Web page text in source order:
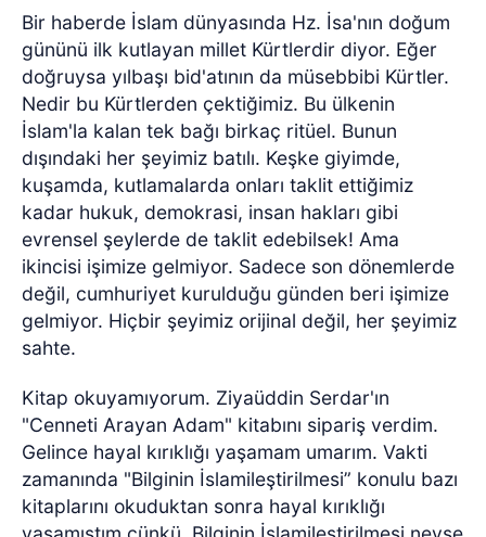
Bir haberde İslam dünyasında Hz. İsa'nın doğum
gününü ilk kutlayan millet Kürtlerdir diyor. Eğer
doğruysa yılbaşı bid'atının da müsebbibi Kürtler.
Nedir bu Kürtlerden çektiğimiz. Bu ülkenin
İslam'la kalan tek bağı birkaç ritüel. Bunun
dışındaki her şeyimiz batılı. Keşke giyimde,
kuşamda, kutlamalarda onları taklit ettiğimiz
kadar hukuk, demokrasi, insan hakları gibi
evrensel şeylerde de taklit edebilsek! Ama
ikincisi işimize gelmiyor. Sadece son dönemlerde
değil, cumhuriyet kurulduğu günden beri işimize
gelmiyor. Hiçbir şeyimiz orijinal değil, her şeyimiz
sahte.
Kitap okuyamıyorum. Ziyaüddin Serdar'ın
"Cenneti Arayan Adam" kitabını sipariş verdim.
Gelince hayal kırıklığı yaşamam umarım. Vakti
zamanında "Bilginin İslamileştirilmesi” konulu bazı
kitaplarını okuduktan sonra hayal kırıklığı